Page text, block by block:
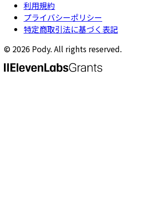
利用規約
プライバシーポリシー
特定商取引法に基づく表記
© 2026 Pody. All rights reserved.